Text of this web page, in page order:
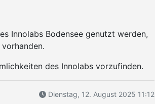
Innolabs Bodensee genutzt werden,
des Innolabs vorzufinden.
Dienstag, 12. August 2025 11:12